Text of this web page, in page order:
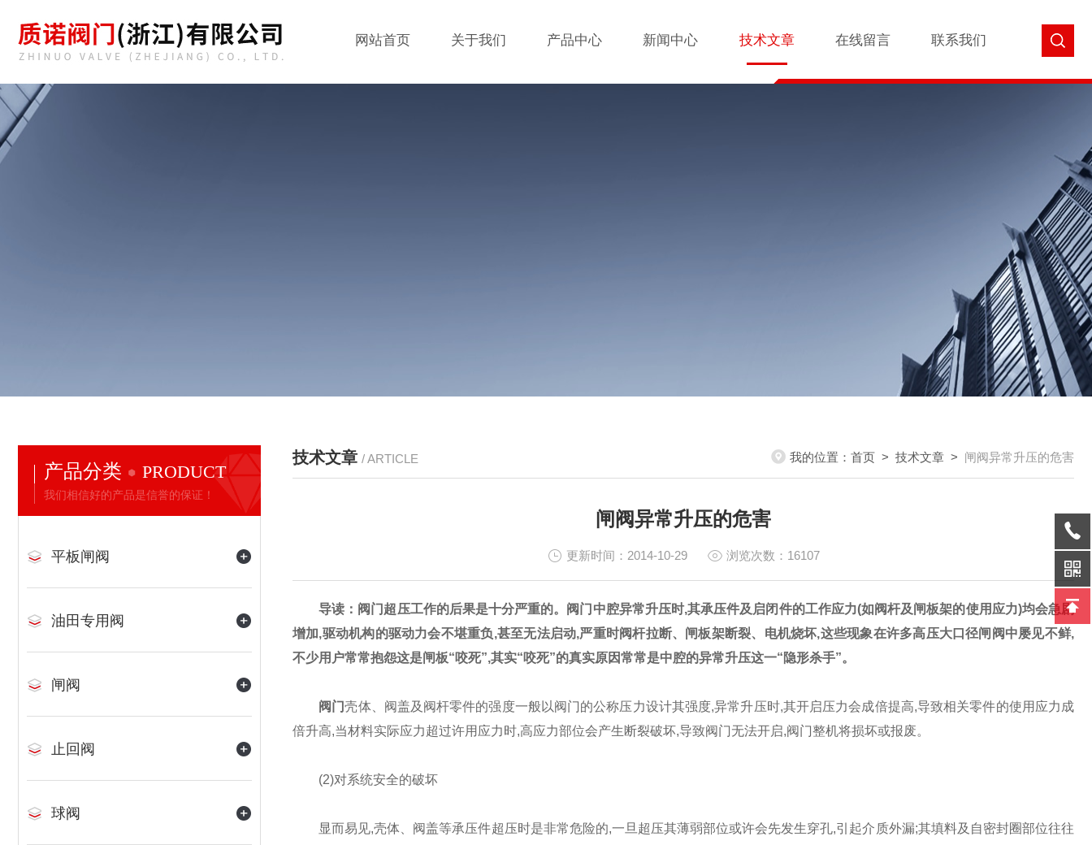
网站首页 关于我们 产品中心 新闻中心 技术文章 在线留言 联系我们
产品分类 PRODUCT
我们相信好的产品是信誉的保证！
平板闸阀
油田专用阀
闸阀
止回阀
球阀
技术文章 / ARTICLE 我的位置： 首页 > 技术文章 > 闸阀异常升压的危害
闸阀异常升压的危害
更新时间：2014-10-29 浏览次数：16107
导读： 阀门 超压工作的后果是十分严重的。阀门中腔异常升压时,其承压件及启闭件的工作应力(如阀杆及闸板架的使用应力)均会急剧
增加,驱动机构的驱动力会不堪重负,甚至无法启动,严重时阀杆拉断、闸板架断裂、电机烧坏,这些现象在许多高压大口径闸阀中屡见不鲜,
不少用户常常抱怨这是闸板“咬死”,其实“咬死”的真实原因常常是中腔的异常升压这一“隐形杀手”。
阀门壳体、阀盖及阀杆零件的强度一般以阀门的公称压力设计其强度,异常升压时,其开启压力会成倍提高,导致相关零件的使用应力成
倍升高,当材料实际应力超过许用应力时,高应力部位会产生断裂破坏,导致阀门无法开启,阀门整机将损坏或报废。
(2)对系统安全的破坏
显而易见,壳体、阀盖等承压件超压时是非常危险的,一旦超压其薄弱部位或许会先发生穿孔,引起介质外漏;其填料及自密封圈部位往往